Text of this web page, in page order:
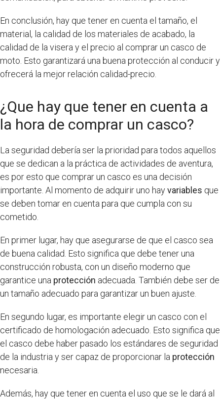
En conclusión, hay que tener en cuenta el tamaño, el
material, la calidad de los materiales de acabado, la
calidad de la visera y el precio al comprar un casco de
moto. Esto garantizará una buena protección al conducir y
ofrecerá la mejor relación calidad-precio.
¿Que hay que tener en cuenta a
la hora de comprar un casco?
La seguridad debería ser la prioridad para todos aquellos
que se dedican a la práctica de actividades de aventura,
es por esto que comprar un casco es una decisión
importante. Al momento de adquirir uno hayvariables que
se deben tomar en cuenta para que cumpla con su
cometido.
En primer lugar, hay que asegurarse de que el casco sea
de buena calidad. Esto significa que debe tener una
construcción robusta, con un diseño moderno que
garantice una protección adecuada. También debe ser de
un tamaño adecuado para garantizar un buen ajuste.
En segundo lugar, es importante elegir un casco con el
certificado de homologación adecuado. Esto significa que
el casco debe haber pasado los estándares de seguridad
de la industria y ser capaz de proporcionar la protección
necesaria.
Además, hay que tener en cuenta el uso que se le dará al